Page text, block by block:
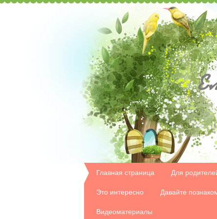
Главная страница Для
Это интересно Давайте
Видеоматериалы